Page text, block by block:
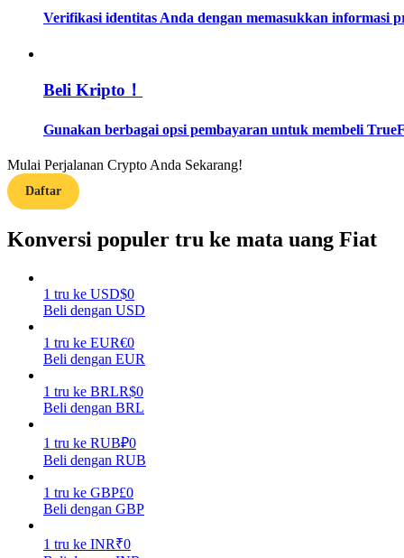
Analisis data besar termasuk info perdagangan, dll.
Memandu
Strategi perdagangan
Pelajari cara untuk tetap menghasilkan keuntungan
Verifikasi identitas Anda dengan memasukkan informasi
Beli Kripto！
Gunakan berbagai opsi pembayaran untuk membeli
Mulai Perjalanan Crypto Anda Sekarang!
Daftar
Konversi populer tru ke mata uang Fiat
1 tru ke USD$0
Beli dengan USD
1 tru ke EUR€0
Beli dengan EUR
1 tru ke BRLR$0
Beli dengan BRL
1 tru ke RUB₽0
Beli dengan RUB
1 tru ke GBP£0
Beli dengan GBP
1 tru ke INR₹0